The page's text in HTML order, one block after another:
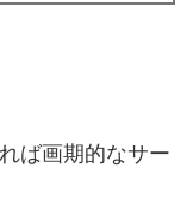
ば画期的なサー